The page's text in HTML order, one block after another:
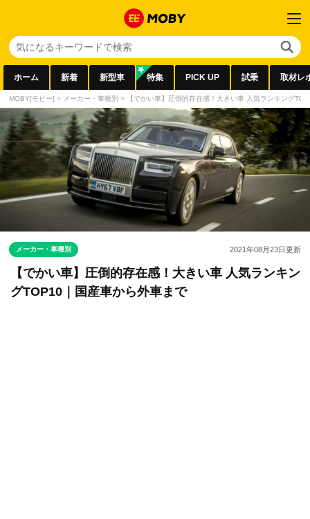
ホーム 新着 新型車 特集 PICK UP 試乗 取材レ
MOBY[モビー] > メーカー・車種別 > 【でかい車】圧倒的存在感！大きい車 人気ランキング
メーカー・車種別 2021年08月23日更新
【でかい車】圧倒的存在感！大きい車 人気ランキン
グTOP10｜国産車から外車まで